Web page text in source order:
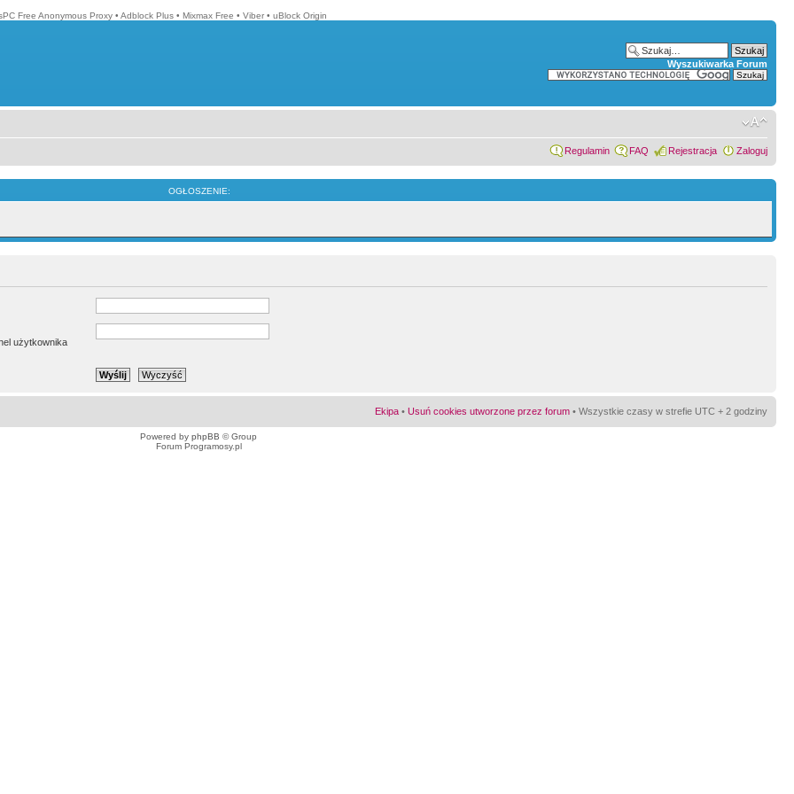
Free Anonymous Proxy • Adblock Plus • Mixmax Free • Viber • uBlock Origin
Wyszukiwarka Forum
Regulamin FAQ Rejestracja Zaloguj
OGŁOSZENIE:
użytkownika
Ekipa • Usuń cookies utworzone przez forum • Wszystkie czasy w strefie UTC + 2 godziny
Powered by phpBB © Group
Forum Programosy.pl